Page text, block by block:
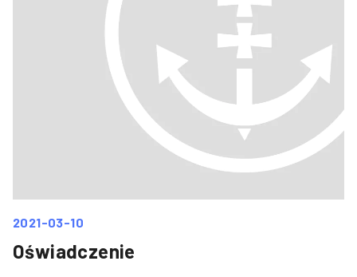
2021-03-10
Oświadczenie